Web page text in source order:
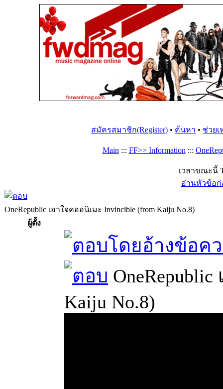
สมัครสมาชิก(Register) • ค้นหา • ช่วยเ
Main ::: FF>> Information :::
เวลาขณะนี้
อ่านหัวข้อ
OneRepublic เอาใจคออนิเมะ Invincible (from Kaiju No.8)
ผู้ตั้ง
Kaiju No.8)